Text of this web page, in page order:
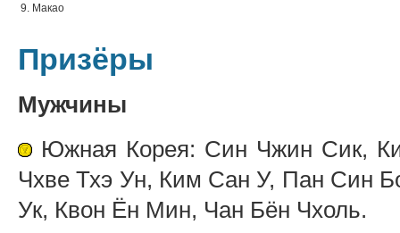
9. Макао
Призёры
Мужчины
Южная Корея: Син Чжин Сик,
Чхве Тхэ Ун, Ким Сан У, Пан Син
Ук, Квон Ён Мин, Чан Бён Чхоль.